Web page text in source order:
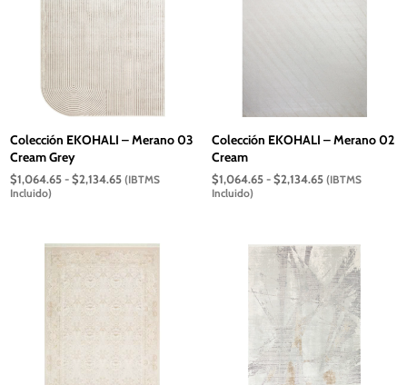
Colección EKOHALI – Merano 03
Cream Grey
$1,064.65 - $2,134.65Rango
hasta
$2,134.65
(IBTMS
Incluido)
Colección EKOHALI – Merano 02
Cream
$1,064.65 - $2,134.65Rango
hasta
$2,134.65
(IBTMS
Incluido)